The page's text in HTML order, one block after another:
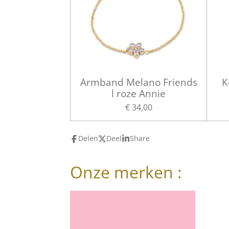
Armband Melano Friends
l roze Annie
€ 34,00
Delen Deel Share
Onze merken :